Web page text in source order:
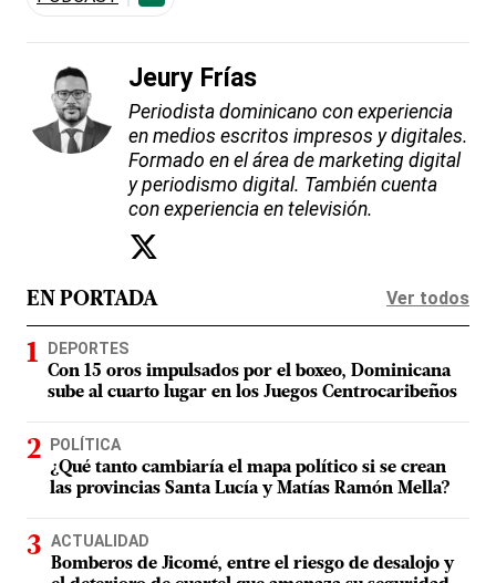
Jeury Frías
Periodista dominicano con experiencia
en medios escritos impresos y digitales.
Formado en el área de marketing digital
y periodismo digital. También cuenta
con experiencia en televisión.
EN PORTADA Ver todos
DEPORTES
Con 15 oros impulsados por el boxeo, Dominicana
sube al cuarto lugar en los Juegos Centrocaribeños
POLÍTICA
¿Qué tanto cambiaría el mapa político si se crean
las provincias Santa Lucía y Matías Ramón Mella?
ACTUALIDAD
Bomberos de Jicomé, entre el riesgo de desalojo y